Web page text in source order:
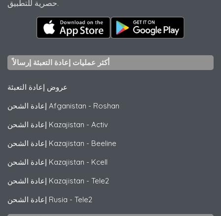
حصرية للتطبيق.
أكثر عمليات إعادة التعبئة إرسالاً
عروض إعادة التعبئة
إعادة الشحن Afganistan - Roshan
إعادة الشحن Kazajistan - Activ
إعادة الشحن Kazajistan - Beeline
إعادة الشحن Kazajistan - Kcell
إعادة الشحن Kazajistan - Tele2
إعادة الشحن Rusia - Tele2